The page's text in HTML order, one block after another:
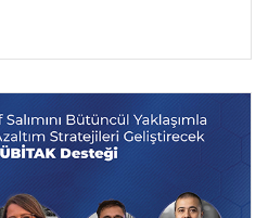
dünyanın önde gelen